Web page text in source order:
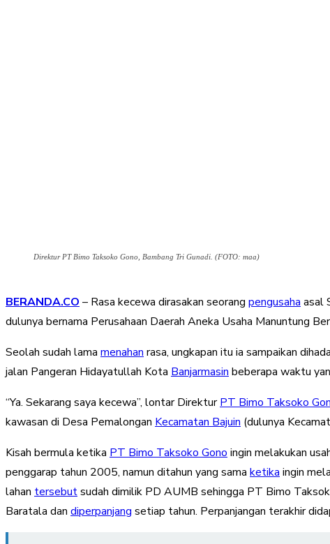
Direktur PT Bimo Taksoko Gono, Bambang Tri Gunadi. (FOTO: maa)
BERANDA.CO – Rasa kecewa dirasakan seorang pengusaha asal
dulunya bernama Perusahaan Daerah Aneka Usaha Manuntung
Seolah sudah lama menahan rasa, ungkapan itu ia sampaikan
jalan Pangeran Hidayatullah Kota Banjarmasin beberapa waktu
“Ya. Sekarang saya kecewa”, lontar DirekturPT Bimo Taksoko
kawasan di Desa Pemalongan Kecamatan Bajuin (dulunya
Kisah bermula ketika PT Bimo Taksoko Gono ingin melakukan
penggarap tahun 2005, namun ditahun yang sama ketika ingin
lahan tersebutsudah dimilik PD AUMB sehingga PT Bimo
Baratala dan diperpanjang setiap tahun. Perpanjangan terakhir